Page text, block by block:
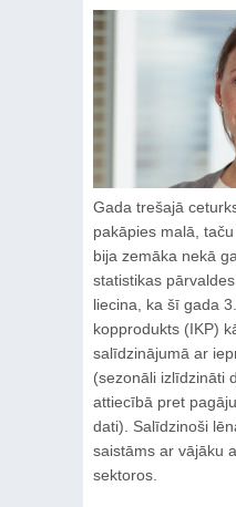
Gada trešajā
pakāpies malā,
bija zemāka nekā
statistikas
liecina, ka šī gada
kopprodukts (IKP)
salīdzinājumā ar
(sezonāli izlīdzināti
attiecībā pret
dati). Salīdzinoši
saistāms ar vājāku
sektoros.